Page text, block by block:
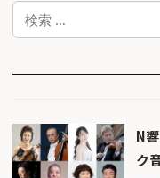
検
索
N
ク